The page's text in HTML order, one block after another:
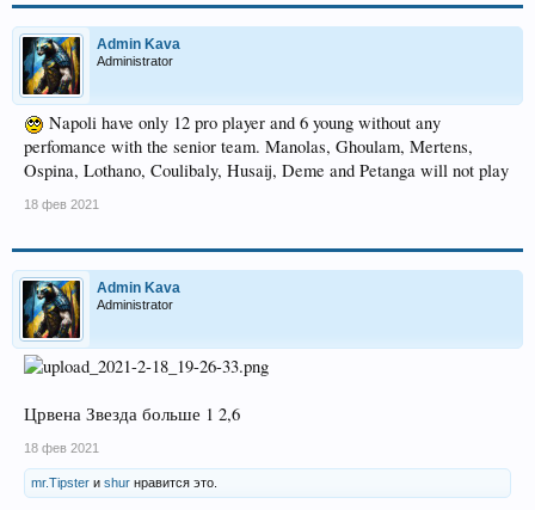
Admin Kava
Administrator
Napoli have only 12 pro player and 6 young without any
perfomance with the senior team. Manolas, Ghoulam, Mertens,
Ospina, Lothano, Coulibaly, Husaij, Deme and Petanga will not play
18 фев 2021
Admin Kava
Administrator
Црвена Звезда больше 1 2,6
18 фев 2021
mr.Tipster и shur нравится это.